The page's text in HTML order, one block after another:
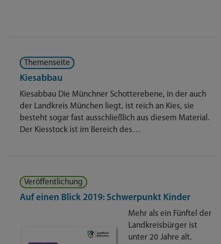
Themenseite
Kiesabbau
Kiesabbau Die Münchner Schotterebene, in der auch
der Landkreis München liegt, ist reich an Kies, sie
besteht sogar fast ausschließlich aus diesem Material.
Der Kiesstock ist im Bereich des…
Veröffentlichung
Auf einen Blick 2019: Schwerpunkt Kinder
Mehr als ein Fünftel der
Landkreisbürger ist
unter 20 Jahre alt.